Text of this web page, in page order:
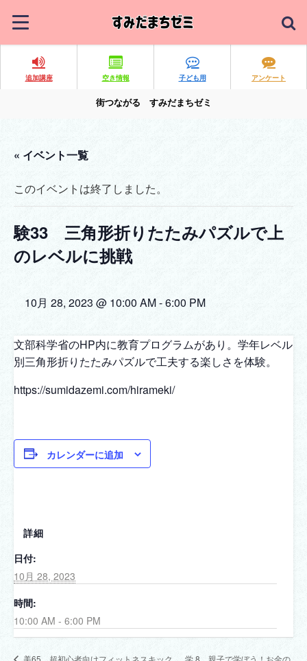
追加講座 空き情報 子ども用 アンケート
街つながる すみだまちゼミ
« イベント一覧
このイベントは終了しました。
験33 三角形折りたたみパズルで上
のレベルに挑戦
10月 28, 2023 @ 10:00 AM-6:00 PM
文部科学省のHP内に教育プログラムがあり。学年レベル
別三角形折りたたみパズルで工夫する楽しさを体験。
https://sumidazemi.com/hirameki/
カレンダーに追加
詳細
日付:
10月 28, 2023
時間:
10:00 AM - 6:00 PM
学 8 親子で学ぼう！お金の